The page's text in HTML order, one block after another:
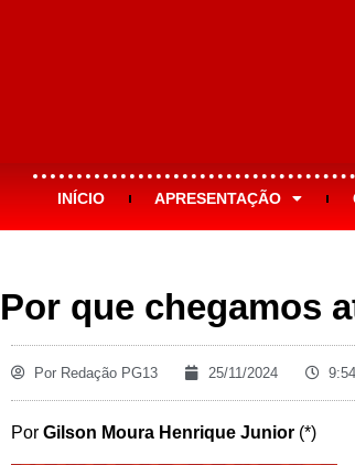
INÍCIO APRESENTAÇÃO
Por que chegamos
Por Redação PG13 25/11/2024
Por Gilson Moura Henrique Junior (*)